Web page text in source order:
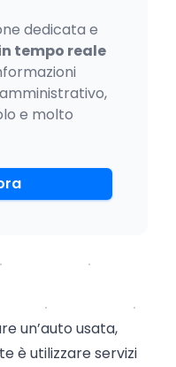
dedicata e
tempo reale
e molto
un’auto usata,
è utilizzare servizi